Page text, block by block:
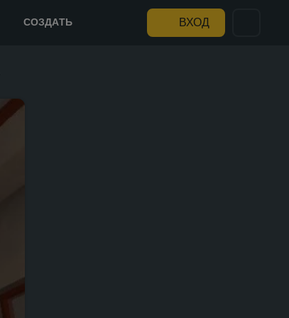
СОЗДАТЬ ВХОД